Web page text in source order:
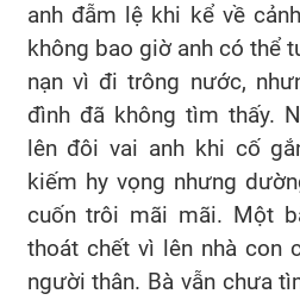
anh đẫm lệ khi kể về
không bao giờ anh có thể
nạn vì đi trông nước,
đình đã không tìm thấy.
lên đôi vai anh khi cố
kiếm hy vọng nhưng
cuốn trôi mãi mãi. Một
thoát chết vì lên nhà con
người thân. Bà vẫn chưa